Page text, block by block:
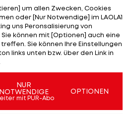
mit 21:12, 21:17 durch.
Klopf unterliegen in der 2.
Hanson (USA). Sara
Verena Kaiser ihr Abschieds-
fix im Hauptbewerb.
sagen ab.
um allen Zwecken, Cookies
oder [Nur Notwendige] im LAOLA1
uns Peronsalisierung von
können mit [Optionen] auch eine
Sie können Ihre Einstellungen
links unten bzw. über den Link in
NUR
NOTWENDIGE
mit PUR-Abo
OPTIONEN